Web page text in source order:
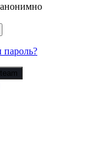
пароль?